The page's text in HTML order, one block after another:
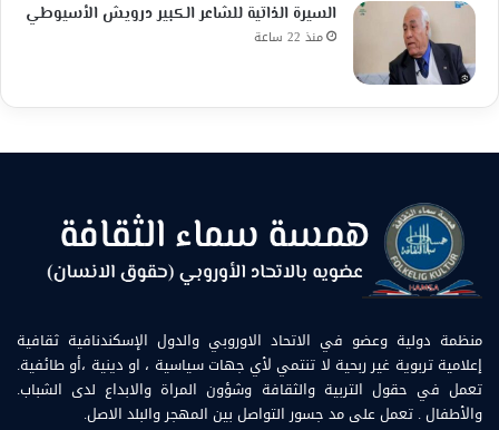
السيرة الذاتية للشاعر الكبير درويش الأسيوطي
منذ 22 ساعة
منظمة دولية وعضو في الاتحاد الاوروبي والدول الإسكندنافية ثقافية
إعلامية تربوية غير ربحية لا تنتمي لأي جهات سياسية ، او دينية ،أو طائفية.
تعمل في حقول التربية والثقافة وشؤون المراة والابداع لدى الشباب.
والأطفال . تعمل على مد جسور التواصل بين المهجر والبلد الاصل.